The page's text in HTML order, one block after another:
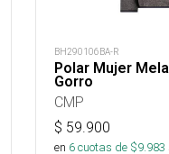
BH290106BA-R
Polar Mujer
Gorro
CMP
$ 59.900
en 6cuotas de $9.983